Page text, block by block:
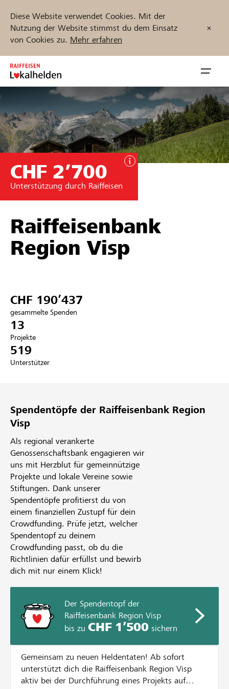
Diese Website verwendet Cookies. Mit der
Nutzung der Website stimmst du dem Einsatz
von Cookies zu. Mehr erfahren
Zum
Inhalt
springen
öffnen
Unterstützen
Hilfe & Support
Partner / Raiffeisenbank
Anmelden
Registrieren
Projekte und Organisationen finden
Jetzt starten
CHF 2’700
Unterstützung durch Raiffeisen
Raiffeisenbank
Region Visp
CHF 190’437
gesammelte Spenden
13
Projekte
519
Unterstützer
Spendentöpfe der Raiffeisenbank Region
Visp
Als regional verankerte
Genossenschaftsbank engagieren wir
uns mit Herzblut für gemeinnützige
Projekte und lokale Vereine sowie
Stiftungen. Dank unserer
Spendentöpfe profitierst du von
einem finanziellen Zustupf für dein
Crowdfunding. Prüfe jetzt, welcher
Spendentopf zu deinem
Crowdfunding passt, ob du die
Richtlinien dafür erfüllst und bewirb
dich mit nur einem Klick!
Der Spendentopf der
Raiffeisenbank Region Visp
bis zu CHF 1’500sichern
Gemeinsam zu neuen Heldentaten! Ab sofort
unterstützt dich die Raiffeisenbank Region Visp
aktiv bei der Durchführung eines Projekts auf